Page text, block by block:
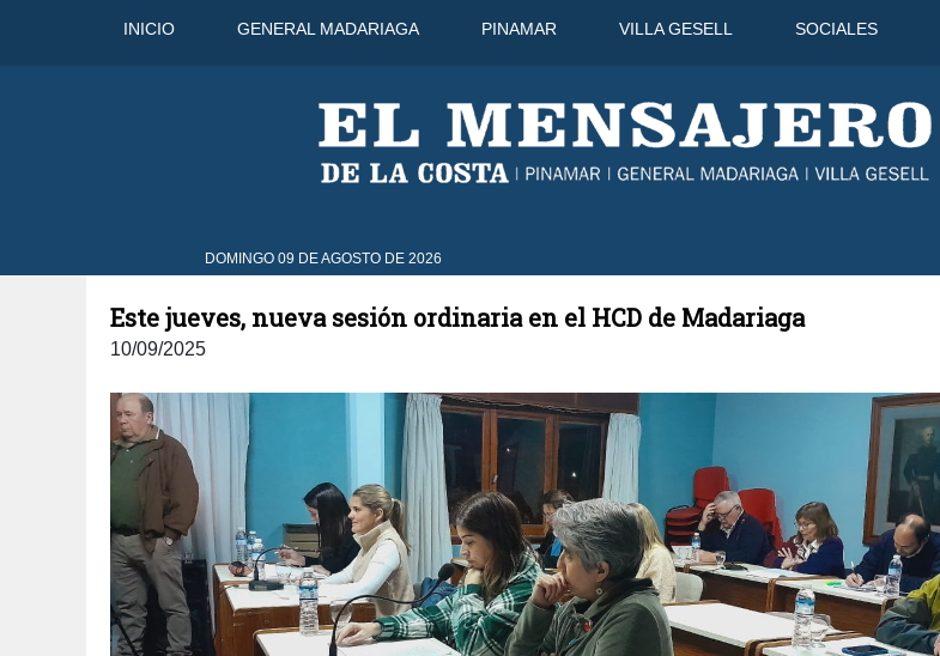
INICIO GENERAL MADARIAGA PINAMAR VILLA GESELL SOCIALES
DOMINGO 09 DE AGOSTO DE 2026
11 Ago 37°C
Este jueves, nueva sesión ordinaria en el HCD de Madariaga
10/09/2025